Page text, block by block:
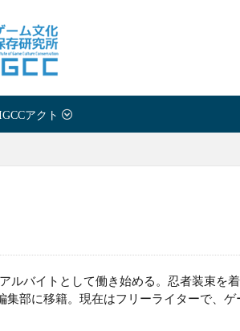
アクト
バイトとして働き始める。忍者装束を
部に移籍。現在はフリーライターで、